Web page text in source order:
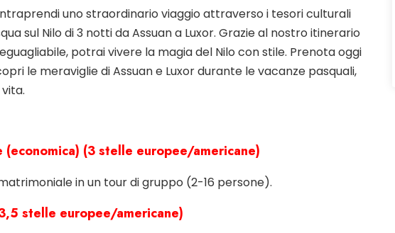
uno straordinario viaggio attraverso i tesori culturali
sul Nilo di 3 notti da Assuan a Luxor. Grazie al nostro itinerario
potrai vivere la magia del Nilo con stile. Prenota oggi
le meraviglie di Assuan e Luxor durante le vacanze pasquali,
(3 stelle europee/americane)
in un tour di gruppo (2-16 persone).
stelle europee/americane)